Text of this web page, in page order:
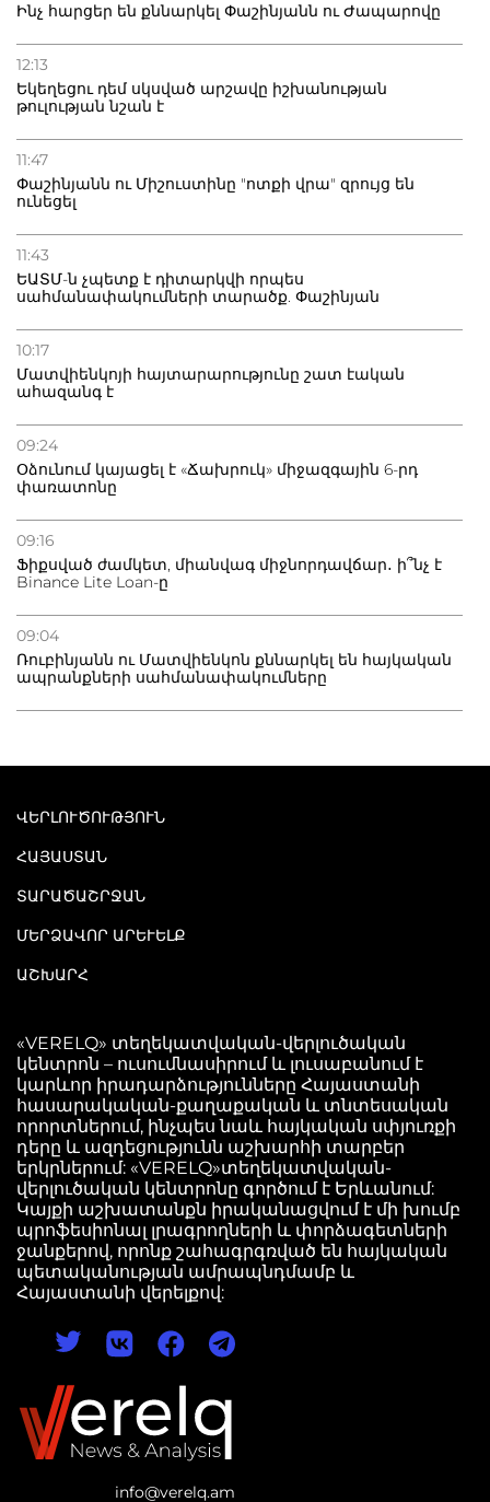
Ինչ հարցեր են քննարկել Փաշինյանն ու Ժապարովը
12:13
Եկեղեցու դեմ սկսված արշավը իշխանության
թուլության նշան է
11:47
Փաշինյանն ու Միշուստինը "ոտքի վրա" զրույց են
ունեցել
11:43
ԵԱՏՄ-ն չպետք է դիտարկվի որպես
սահմանափակումների տարածք. Փաշինյան
10:17
Մատվիենկոյի հայտարարությունը շատ էական
ահազանգ է
09:24
Օձունում կայացել է «Ճախրուկ» միջազգային 6-րդ
փառատոնը
09:16
Ֆիքսված ժամկետ, միանվագ միջնորդավճար․ ի՞նչ է
Binance Lite Loan-ը
09:04
Ռուբինյանն ու Մատվիենկոն քննարկել են հայկական
ապրանքների սահմանափակումները
info@verelq.am
ՎԵՐԼՈՒԾՈՒԹՅՈՒՆ
ՀԱՅԱՍՏԱՆ
ՏԱՐԱԾԱՇՐՋԱՆ
ՄԵՐՁԱՎՈՐ ԱՐԵՒԵԼՔ
ԱՇԽԱՐՀ
«VERELQ» տեղեկատվական-վերլուծական
կենտրոն – ուսումնասիրում և լուսաբանում է
կարևոր իրադարձությունները Հայաստանի
հասարակական-քաղաքական և տնտեսական
որորտներում, ինչպես նաև հայկական սփյուռքի
դերը և ազդեցությունն աշխարհի տարբեր
երկրներում: «VERELQ»տեղեկատվական-
վերլուծական կենտրոնը գործում է Երևանում:
Կայքի աշխատանքն իրականացվում է մի խումբ
պրոֆեսիոնալ լրագրողների և փորձագետների
ջանքերով, որոնք շահագրգռված են հայկական
պետականության ամրապնդմամբ և
Հայաստանի վերելքով: